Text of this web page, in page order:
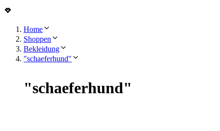
Home
Shoppen
Bekleidung
"schaeferhund"
"schaeferhund"